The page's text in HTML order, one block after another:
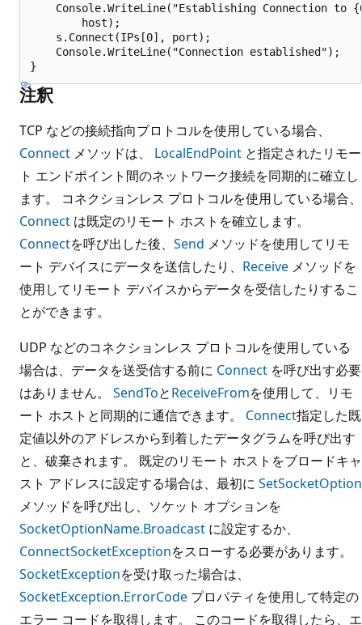
Console.WriteLine("Establishing Connection to
        host);
    s.Connect(IPs[0], port);
    Console.WriteLine("Connection established");
注釈
TCP などの接続指向プロトコルを使用している場合、
Connect メソッドは、 LocalEndPoint と指定されたリモー
ト エンドポイント間のネットワーク接続を同期的に確立し
ます。 コネクションレス プロトコルを使用している場合、
Connect は既定のリモート ホストを確立します。
Connectを呼び出した後、 Send メソッドを使用してリモ
ート デバイスにデータを送信したり、 Receive メソッドを
使用してリモート デバイスからデータを受信したりするこ
とができます。
UDP などのコネクションレス プロトコルを使用している
場合は、データを送受信する前に Connect を呼び出す必要
はありません。 SendToとReceiveFromを使用して、リモ
ート ホストと同期的に通信できます。 Connect指定した既
定値以外のアドレスから到着したデータグラムを呼び出す
と、破棄されます。 既定のリモート ホストをブロードキャ
スト アドレスに設定する場合は、最初に SetSocketOption
メソッドを呼び出し、ソケット オプションを
SocketOptionName.Broadcast に設定するか、
ConnectSocketExceptionをスローする必要があります。
SocketExceptionを受け取った場合は、
SocketException.ErrorCode プロパティを使用して特定の
エラー コードを取得します。 このコードを取得したら、エ